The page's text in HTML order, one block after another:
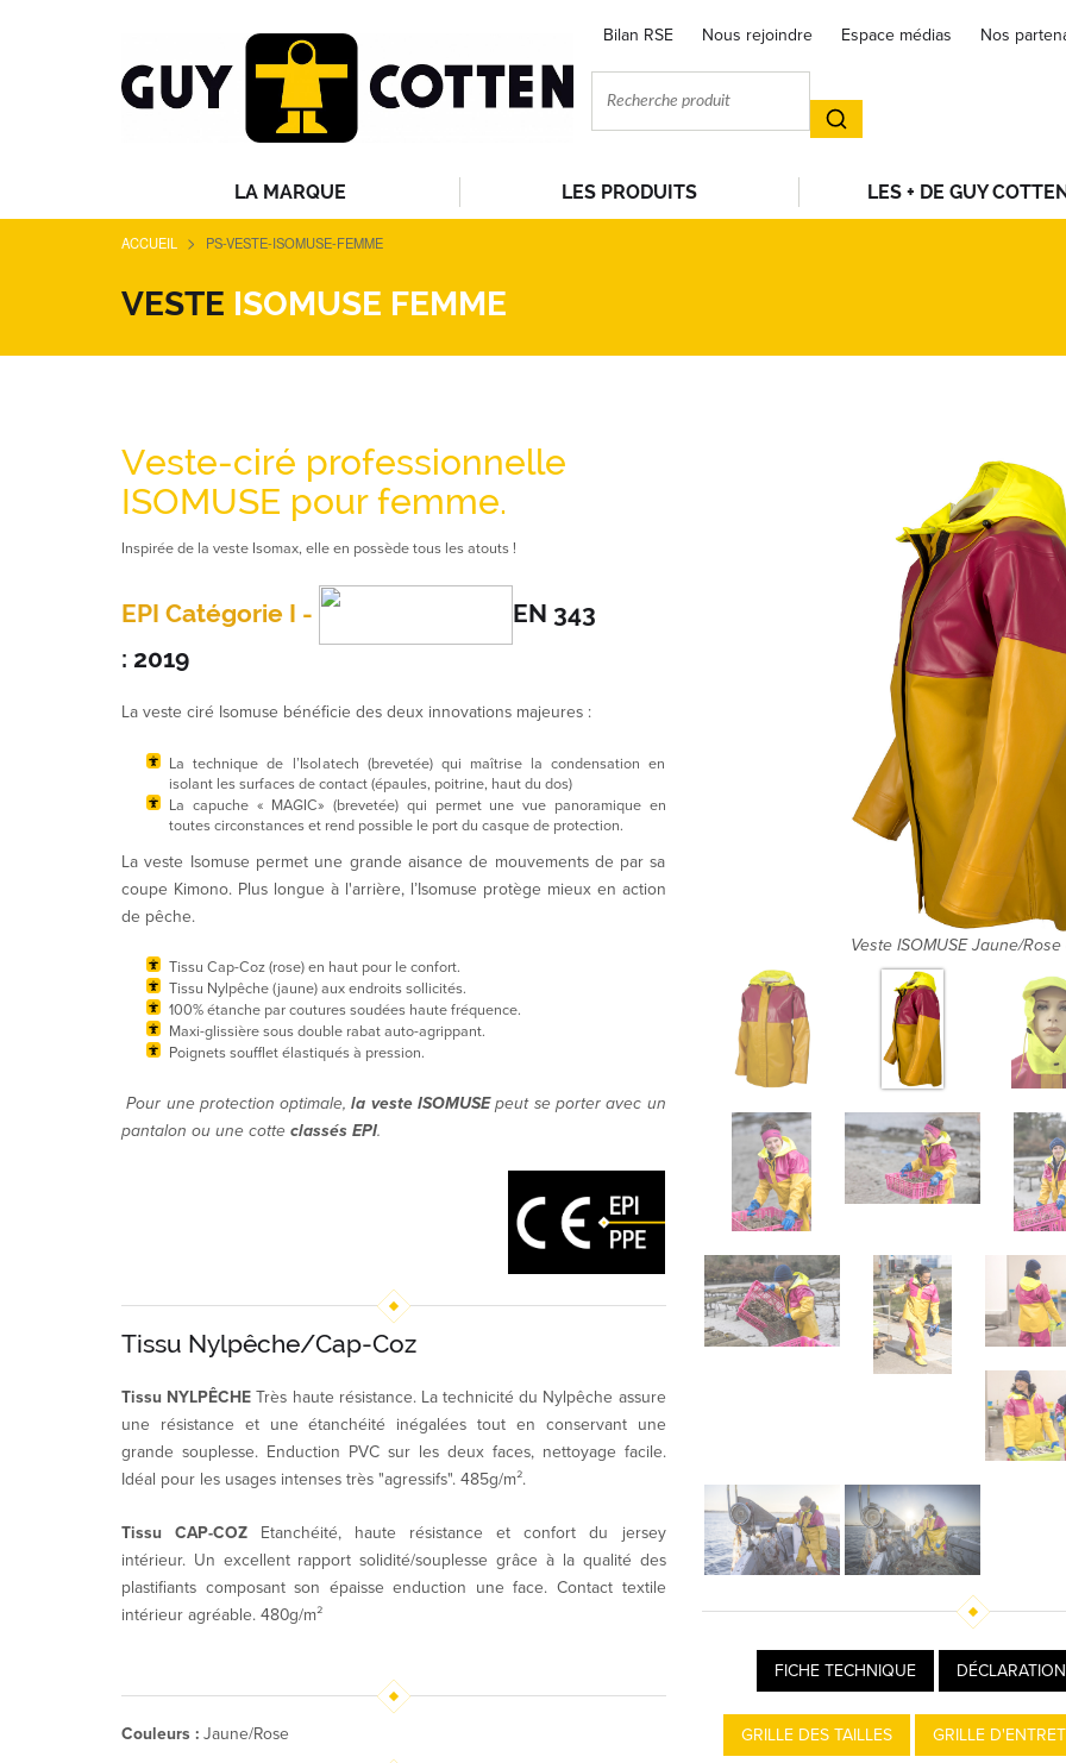
Bilan RSE Nous rejoindre Espace médias Nos
LA MARQUE LES PRODUITS LES + DE GUY
ACCUEIL > PS-VESTE-ISOMUSE-FEMME
VESTE ISOMUSE FEMME
Veste-ciré professionnelle
ISOMUSE pour femme.
Inspirée de la veste Isomax, elle en possède tous les atouts !
EPI Catégorie I -
EN 343
: 2019
La veste ciré Isomuse bénéficie des deux innovations majeures :
La technique de l’Isolatech (brevetée) qui maîtrise la condensation en
isolant les surfaces de contact (épaules, poitrine, haut du dos)
La capuche « MAGIC» (brevetée) qui permet une vue panoramique en
toutes circonstances et rend possible le port du casque de protection.
La veste Isomuse permet une grande aisance de mouvements de par sa
coupe Kimono. Plus longue à l'arrière, l’Isomuse protège mieux en action
de pêche.
Tissu Cap-Coz (rose) en haut pour le confort.
Tissu Nylpêche (jaune) aux endroits sollicités.
100% étanche par coutures soudées haute fréquence.
Maxi-glissière sous double rabat auto-agrippant.
Poignets soufflet élastiqués à pression.
Pour une protection optimale,la veste ISOMUSEpeut se porter avec un
pantalon ou une cotte classés EPI.
Tissu Nylpêche/Cap-Coz
Tissu NYLPÊCHE Très haute résistance. La technicité du Nylpêche assure
une résistance et une étanchéité inégalées tout en conservant une
grande souplesse. Enduction PVC sur les deux faces, nettoyage facile.
Idéal pour les usages intenses très "agressifs". 485g/m².
Tissu CAP-COZ Etanchéité, haute résistance et confort du jersey
intérieur. Un excellent rapport solidité/souplesse grâce à la qualité des
plastifiants composant son épaisse enduction une face. Contact textile
intérieur agréable. 480g/m²
Couleurs : Jaune/Rose
Capuche
FICHE TECHNIQUE
GRILLE DES TAILLES GRILLE